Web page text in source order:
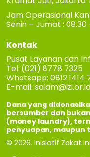
Jam Operasional
Senin – Jumat : 08.30
Kontak
Pusat Layanan dan
Tel: (021) 8778 7325
Whatsapp: 0812 1414
E-mail:salam@izi.or.id
Dana yang
bersumber dan
(money laundry),
penyuapan, maupun
© 2026. inisiatif Zakat